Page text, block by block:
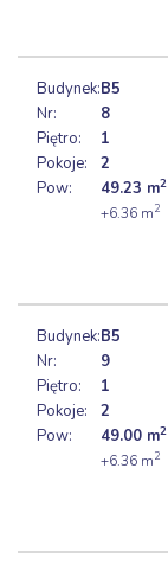
Budynek:
Nr:
Piętro:
Pokoje:
Pow:
B5
8
1
2
49.23 m2
+6.36 m2
Budynek:
Nr:
Piętro:
Pokoje:
Pow:
B5
9
1
2
49.00 m2
+6.36 m2